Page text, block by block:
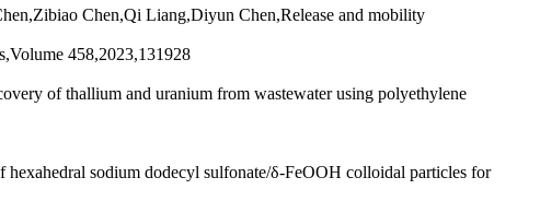
Chen,Qi Liang,Diyun Chen,Release and mobility
458,2023,131928
of thallium and uranium from wastewater using polyethylene
sodium dodecyl sulfonate/δ-FeOOH colloidal particles for